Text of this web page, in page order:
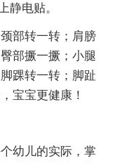
静电贴。
部转一转；肩膀
部撅一撅；小腿
踝转一转；脚趾
宝宝更健康！
幼儿的实际，掌